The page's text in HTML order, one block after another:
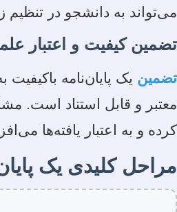
می‌تواند به دانشجو در
تضمین کیفیت و اعتبار
تضمین یک پایان‌نامه
معتبر و قابل استناد است.
کرده و به اعتبار یافته‌ها
مراحل کلیدی یک